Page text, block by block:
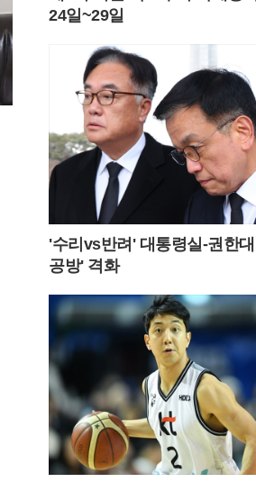
24일~29일
'수리vs반려' 대통령실-권한
공방' 격화